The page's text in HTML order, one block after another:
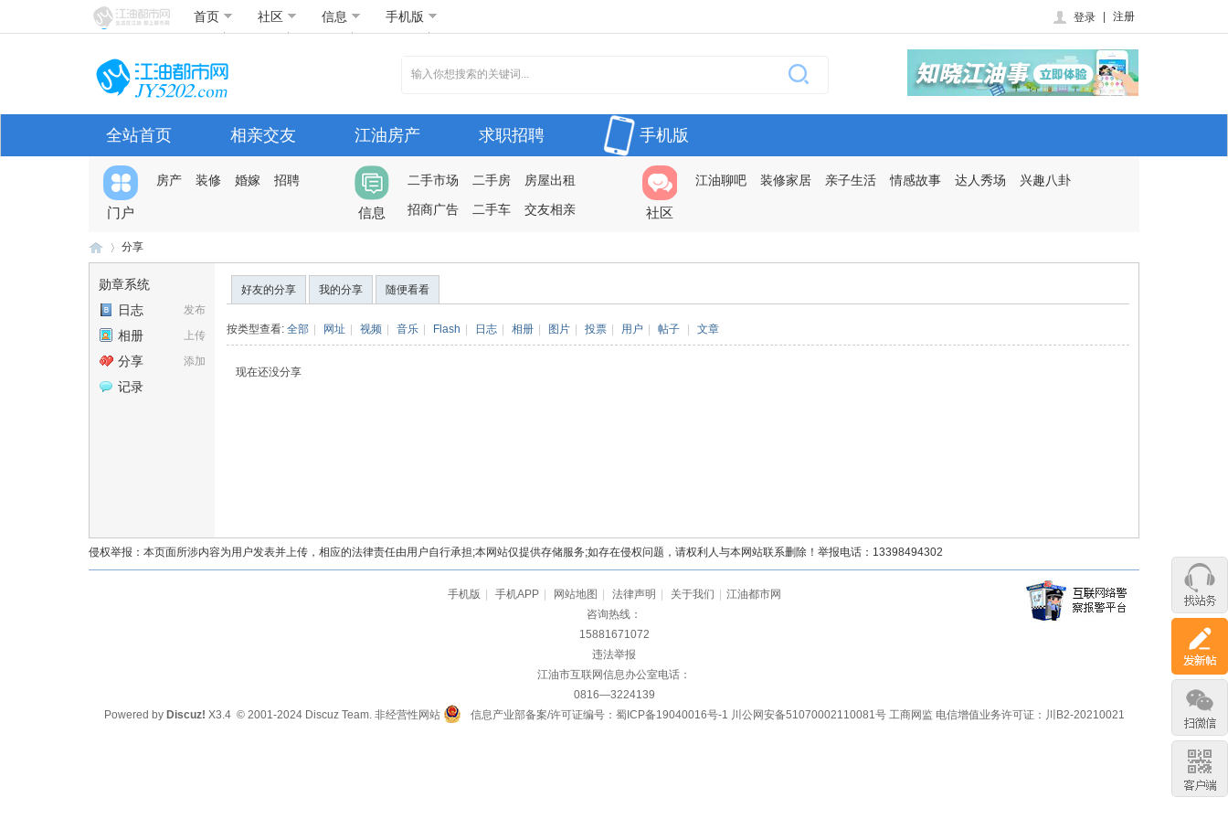
首页 社区 信息 手机版 登录 注册
全站首页 相亲交友 江油房产 求职招聘 手机版
门户
房产 装修 婚嫁 招聘
信息
二手市场 二手房
房屋出租
招商广告
二手车 交友相亲 社区
江油聊吧 装修家居 亲子生活 情感故事 达人秀场 兴趣八卦
›
分享
勋章系统
发布
日志
上传
相册
添加
分享
记录
好友的分享 我的分享 随便看看
按类型查看: 全部 网址 视频 音乐 Flash 日志 相册 图片 投票 用户 帖子 文章
现在还没分享
侵权举报：本页面所涉内容为用户发表并上传，相应的法律责任由用户自行承担;本网站仅提供存储服务;如存在侵权问题，请权利人与本网站联系删除！举报电话：13398494302
手机版 手机APP 网站地图 法律声明 关于我们
江油都市网
咨询热线：
15881671072
违法举报
江油市互联网信息办公室电话：
0816—3224139
Powered by Discuz! X3.4© 2001-2024 Discuz Team.非经营性网站 信息产业部备案/许可证编号：蜀ICP备19040016号-1 川公网安备51070002110081号 工商网监 电信增值业务许可证：川B2-20210021